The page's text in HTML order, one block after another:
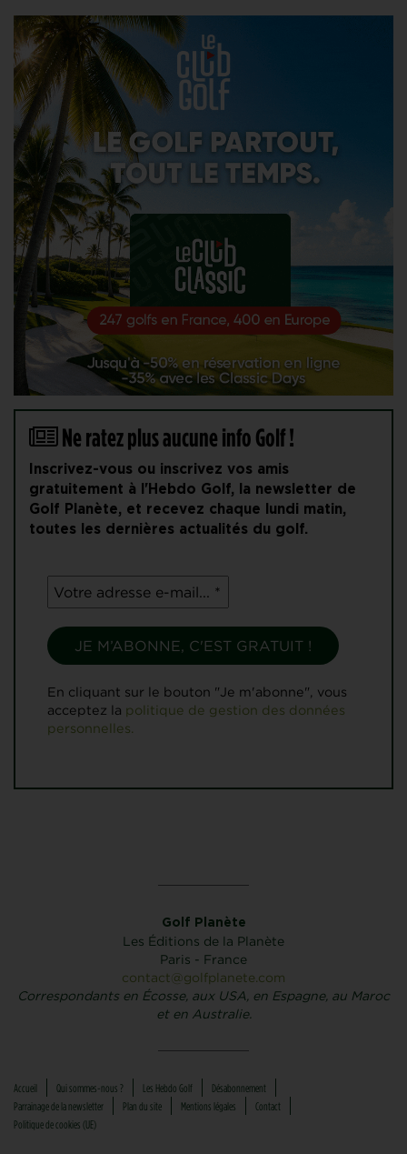
Ne ratez plus aucune info Golf !
Inscrivez-vous ou inscrivez vos amis
gratuitement à l'Hebdo Golf, la newsletter de
Golf Planète, et recevez chaque lundi matin,
toutes les dernières actualités du golf.
En cliquant sur le bouton "Je m'abonne", vous
acceptez la politique de gestion des données
personnelles.
Golf Planète
Les Éditions de la Planète
Paris - France
contact@golfplanete.com
Correspondants en Écosse, aux USA, en Espagne, au Maroc
et en Australie.
Accueil Qui sommes-nous ? Les Hebdo Golf
Désabonnement
Parrainage de la newsletter
Plan du site Mentions légales
Contact
Politique de cookies (UE)